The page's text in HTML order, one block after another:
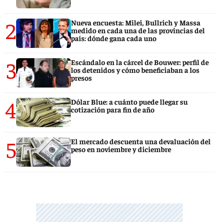
2
Nueva encuesta: Milei, Bullrich y Massa
medido en cada una de las provincias del
país: dónde gana cada uno
3
Escándalo en la cárcel de Bouwer: perfil de
los detenidos y cómo beneficiaban a los
presos
4
Dólar Blue: a cuánto puede llegar su
cotización para fin de año
5
El mercado descuenta una devaluación del
peso en noviembre y diciembre